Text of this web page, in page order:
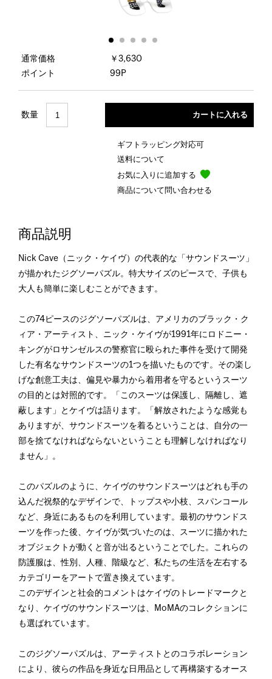
通常価格
￥3,630
ポイント
99P
数量
ギフトラッピング対応可
送料について
お気に入りに追加する
商品について問い合わせる
商品説明
Nick Cave（ニック・ケイヴ）の代表的な「サウンドスーツ」
が描かれたジグソーパズル。特大サイズのピースで、子供も
大人も簡単に楽しむことができます。
この74ピースのジグソーパズルは、アメリカのブラック・ク
ィア・アーティスト、ニック・ケイヴが1991年にロドニー・
キングがロサンゼルスの警察官に殴られた事件を受けて開発
した有名なサウンドスーツの1つを描いたものです。その楽し
げな創意工夫は、偏見や暴力から着用者を守るというスーツ
の目的とは対照的です。「このスーツは保護し、隔離し、遮
蔽します」とケイヴは語ります。「解放されたような感覚も
ありますが、サウンドスーツを着るということは、自分の一
部を捨てなければならないということも理解しなければなり
ません」。
このパズルのように、ケイヴのサウンドスーツはどれも手の
込んだ祝祭的なデザインで、トップスや小枝、スパンコール
など、身近にあるものを利用しています。最初のサウンドス
ーツを作った後、ケイヴが気づいたのは、スーツに描かれた
オブジェクトが動くと音が出るということでした。これらの
防護服は、性別、人種、階級など、私たちの生活を左右する
カテゴリーをアートで置き換えています。
このデザインと社会的コメントはケイヴのトレードマークと
なり、ケイヴのサウンドスーツは、MoMAのコレクションに
も選ばれています。
このジグソーパズルは、アーティストとのコラボレーション
により、彼らの作品を身近な日用品として再構築するオース